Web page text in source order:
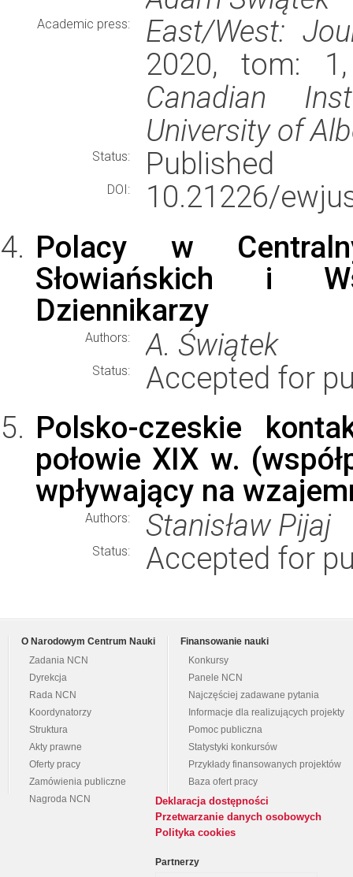
Academic press:
East/West:
2020, tom: 1,
Canadian
University of
Status: Published
DOI:
10.21226/
Polacy w
Słowiańskich i
Dziennikarzy
Authors: A. Świątek
Status:
Accepted for
Polsko-czeskie
połowie XIX w.
wpływający na
Authors: Stanisław Pijaj
Status: Accepted for
O Narodowym Centrum Nauki
Zadania NCN
Dyrekcja
Rada NCN
Koordynatorzy
Struktura
Akty prawne
Oferty pracy
Zamówienia publiczne
Nagroda NCN
Finansowanie nauki
Konkursy
Panele NCN
Najczęściej zadawane pytania
Informacje dla realizujących projekty
Pomoc publiczna
Statystyki konkursów
Przykłady finansowanych projektów
Baza ofert pracy
Deklaracja dostępności
Przetwarzanie danych osobowych
Polityka cookies
Partnerzy